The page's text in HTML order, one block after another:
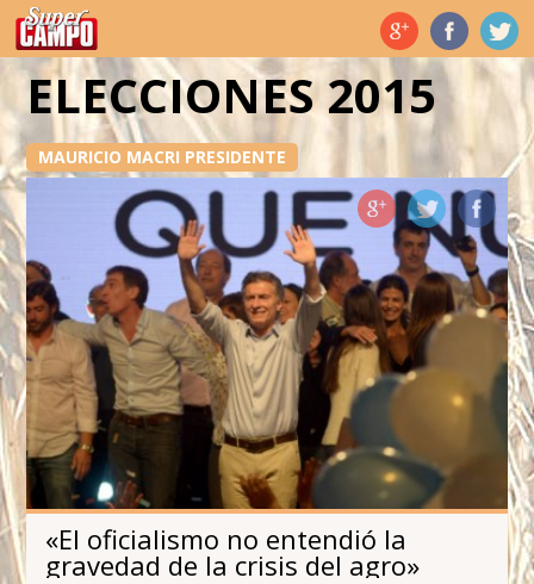
Temas de hoy
ELECCIONES 2015
MAURICIO MACRI PRESIDENTE
«El oficialismo no entendió la
gravedad de la crisis del agro»